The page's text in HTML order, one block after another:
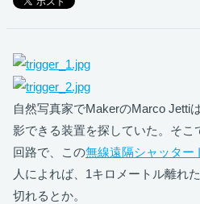
自然写真家でMakerのMarco Jetti
影できる装置を探していた。そこ
回路で、この無線遠隔シャッター
人によれば、1キロメートル離れ
切れるとか。